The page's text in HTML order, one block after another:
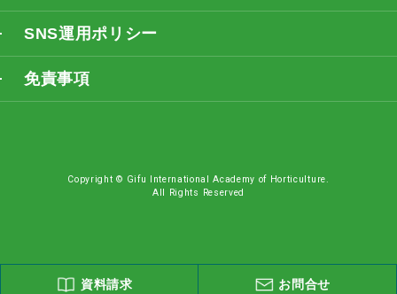
SNS運用ポリシー
免責事項
Copyright © Gifu International Academy of Horticulture.
All Rights Reserved
資料請求 お問合せ